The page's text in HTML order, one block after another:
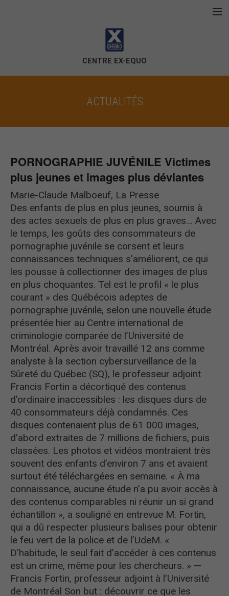
Accueil
La corporation
Violence sexuelle
Contactez-nous
CENTRE EX-EQUO
ACTUALITÉS
PORNOGRAPHIE JUVÉNILE Victimes
plus jeunes et images plus déviantes
Marie-Claude Malboeuf, La Presse
Des enfants de plus en plus jeunes, soumis à
des actes sexuels de plus en plus graves… Avec
le temps, les goûts des consommateurs de
pornographie juvénile se corsent et leurs
connaissances techniques s’améliorent, ce qui
les pousse à collectionner des images de plus
en plus choquantes. Tel est le profil « le plus
courant » des Québécois adeptes de
pornographie juvénile, selon une nouvelle étude
présentée hier au Centre international de
criminologie comparée de l’Université de
Montréal. Après avoir travaillé 12 ans comme
analyste à la section cybersurveillance de la
Sûreté du Québec (SQ), le professeur adjoint
Francis Fortin a décortiqué des contenus
d’ordinaire inaccessibles : les disques durs de
40 consommateurs déjà condamnés. Ces
disques contenaient plus de 61 000 images,
d’abord extraites de 7 millions de fichiers, puis
classées. Les photos et vidéos montraient très
souvent des enfants d’environ 7 ans et avaient
surtout été téléchargées en semaine. « À ma
connaissance, aucune étude n’a pu avoir accès à
des contenus comparables ni réunir un si grand
échantillon », a souligné en entrevue M. Fortin,
qui a dû respecter plusieurs balises pour obtenir
le feu vert de la police et de l’UdeM. «
D’habitude, le seul fait d’accéder à ces contenus
est un crime, même pour les chercheurs. » —
Francis Fortin, professeur adjoint à l’Université
de Montréal Son but : découvrir ce que les